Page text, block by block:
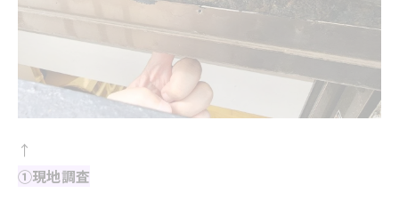
↑
①現地調査